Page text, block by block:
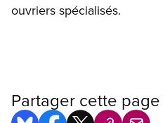
ouvriers spécialisés.
Partager cette page